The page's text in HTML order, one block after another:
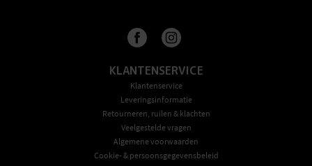
KLANTENSERVICE
Klantenservice
Leveringsinformatie
Retourneren, ruilen & klachten
Veelgestelde vragen
Algemene voorwaarden
Cookie- & persoonsgegevensbeleid